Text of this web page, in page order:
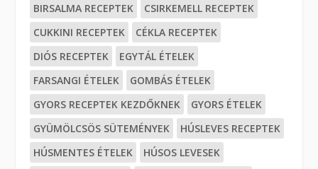
BIRSALMA RECEPTEK
CSIRKEMELL RECEPTEK
CUKKINI RECEPTEK
CÉKLA RECEPTEK
DIÓS RECEPTEK
EGYTÁL ÉTELEK
FARSANGI ÉTELEK
GOMBÁS ÉTELEK
GYORS RECEPTEK KEZDŐKNEK
GYORS ÉTELEK
GYÜMÖLCSÖS SÜTEMÉNYEK
HÚSLEVES RECEPTEK
HÚSMENTES ÉTELEK
HÚSOS LEVESEK